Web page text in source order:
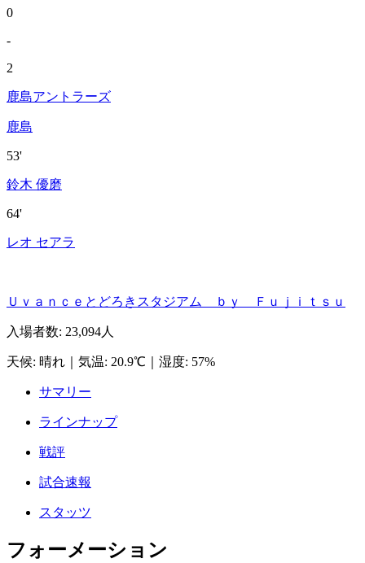
0
-
2
鹿島アントラーズ
鹿島
53'
鈴木 優磨
64'
レオ セアラ
Ｕｖａｎｃｅとどろきスタジアム ｂｙ Ｆｕｊｉｔｓｕ
入場者数: 23,094人
天候: 晴れ 気温: 20.9℃ 湿度: 57%
サマリー
ラインナップ
戦評
試合速報
スタッツ
フォーメーション